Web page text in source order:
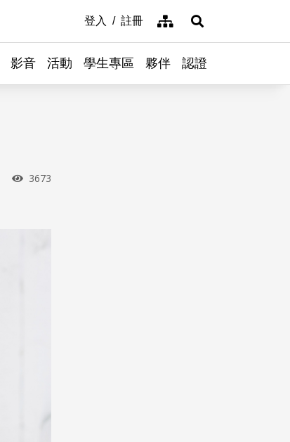
登入 註冊 網站導覽展開搜尋
影音 活動 學生專區 夥伴 認證
瀏覽次數
3673